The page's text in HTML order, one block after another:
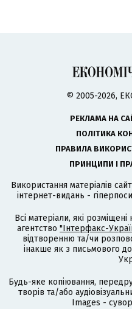
© 2005-2026,
РЕКЛАМА НА
ПОЛІТИКА
ПРАВИЛА
ПРИНЦИПИ І
Використання матеріалів
інтернет-видань -
Всі матеріали, які
агентство "Інтерфакс-
відтворенню та/чи
інакше як з письмового
Будь-яке копіювання,
творів та/або
Images -